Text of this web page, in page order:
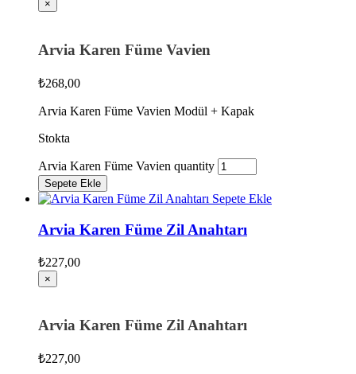
×
Arvia Karen Füme Vavien
₺268,00
Arvia Karen Füme Vavien Modül + Kapak
Stokta
Arvia Karen Füme Vavien quantity
Sepete Ekle
Sepete Ekle
Arvia Karen Füme Zil Anahtarı
₺227,00
×
Arvia Karen Füme Zil Anahtarı
₺227,00